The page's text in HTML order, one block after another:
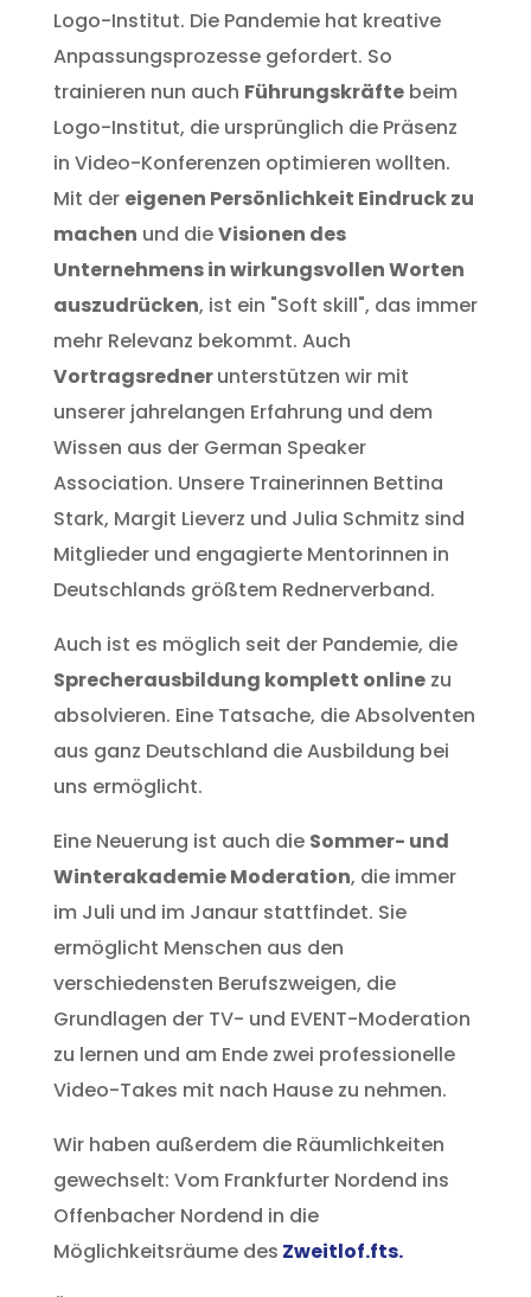
Logo-Institut. Die Pandemie hat kreative
Anpassungsprozesse gefordert. So
trainieren nun auch Führungskräftebeim
Logo-Institut, die ursprünglich die Präsenz
in Video-Konferenzen optimieren wollten.
Mit der eigenen Persönlichkeit Eindruck zu
machen und dieVisionen des
Unternehmens in wirkungsvollen Worten
auszudrücken, ist ein "Soft skill", das immer
mehr Relevanz bekommt. Auch
Vortragsrednerunterstützen wir mit
unserer jahrelangen Erfahrung und dem
Wissen aus der German Speaker
Association. Unsere Trainerinnen Bettina
Stark, Margit Lieverz und Julia Schmitz sind
Mitglieder und engagierte Mentorinnen in
Deutschlands größtem Rednerverband.
Auch ist es möglich seit der Pandemie, die
Sprecherausbildung komplett onlinezu
absolvieren. Eine Tatsache, die Absolventen
aus ganz Deutschland die Ausbildung bei
uns ermöglicht.
Eine Neuerung ist auch die Sommer- und
Winterakademie Moderation, die immer
im Juli und im Janaur stattfindet. Sie
ermöglicht Menschen aus den
verschiedensten Berufszweigen, die
Grundlagen der TV- und EVENT-Moderation
zu lernen und am Ende zwei professionelle
Video-Takes mit nach Hause zu nehmen.
Wir haben außerdem die Räumlichkeiten
gewechselt: Vom Frankfurter Nordend ins
Offenbacher Nordend in die
Möglichkeitsräume des Zweitlof.fts.